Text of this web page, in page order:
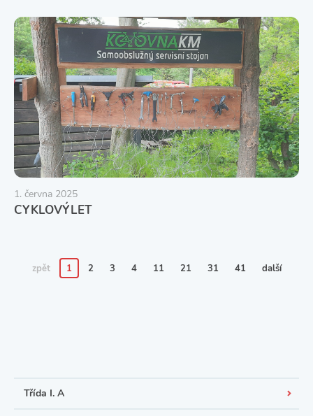
1. června 2025
CYKLOVÝLET
zpět 1 2 3 4 11 21 31 41 další
Třída I. A